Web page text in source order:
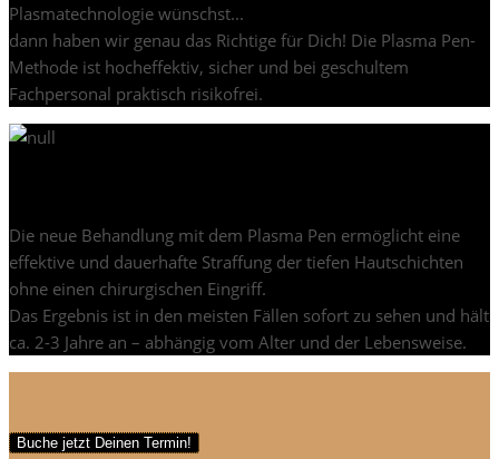
Plasmatechnologie wünschst...
dann haben wir genau das Richtige für Dich! Die Plasma Pen-
Methode ist hocheffektiv, sicher und bei geschultem
Fachpersonal praktisch risikofrei.
Die neue Behandlung mit dem Plasma Pen ermöglicht eine
effektive und dauerhafte Straffung der tiefen Hautschichten
ohne einen chirurgischen Eingriff.
Das Ergebnis ist in den meisten Fällen sofort zu sehen und hält
ca. 2-3 Jahre an – abhängig vom Alter und der Lebensweise.
Buche jetzt Deinen Termin!